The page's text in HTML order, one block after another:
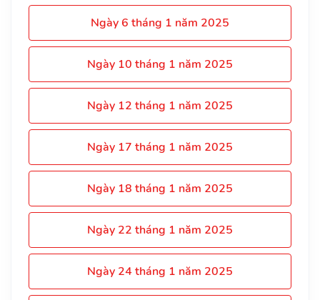
Ngày 6 tháng 1 năm 2025
Ngày 10 tháng 1 năm 2025
Ngày 12 tháng 1 năm 2025
Ngày 17 tháng 1 năm 2025
Ngày 18 tháng 1 năm 2025
Ngày 22 tháng 1 năm 2025
Ngày 24 tháng 1 năm 2025